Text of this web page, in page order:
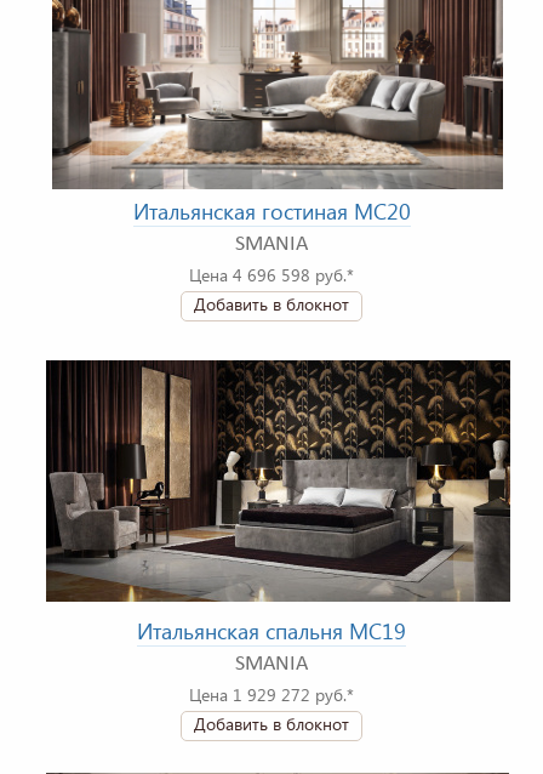
Итальянская гостиная MC20
SMANIA
Цена 4 696 598 руб.*
Добавить в блокнот
Итальянская спальня MC19
SMANIA
Цена 1 929 272 руб.*
Добавить в блокнот